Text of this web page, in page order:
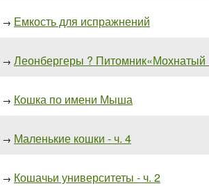
→ Емкость для испражнений
→ Леонбергеры ?
→ Кошка по имени Мыша
→ Маленькие кошки - ч. 4
→ Кошачьи университеты - ч. 2